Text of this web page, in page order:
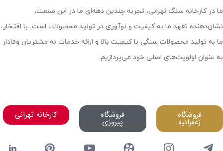
ما در کارخانه سنگ تهرانی، تجربه چندین دهه‌ای ما در این صنعت،
نشان‌دهنده تعهد ما به کیفیت و نوآوری در تولید محصولات است. با افتخار،
ما به تولید محصولات سنگی با کیفیت بالا و ارائه خدمات به مشتریان وفادار
به عنوان اولویت‌های اصلی خود می‌پردازیم.
فروشگاه
زعفرانیه
فروشگاه
پیروزی
کارخانه تهرانی